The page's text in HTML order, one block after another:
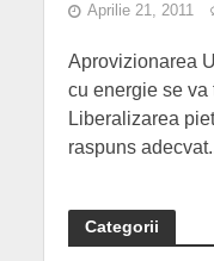
Aprilie 21, 2011
Aprovizionarea
cu energie se va
Liberalizarea
raspuns
Categorii